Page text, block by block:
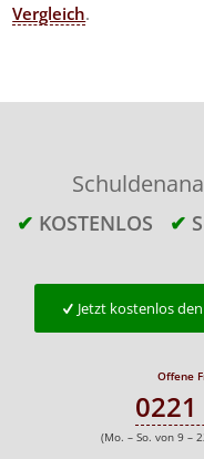
Vergleich.
✔ KOSTENLOS ✔
Jetzt kostenlos
Offene
0221
(Mo. – So. von 9 –